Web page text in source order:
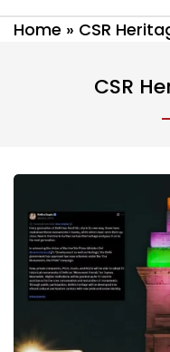
Home » CSR
CSR